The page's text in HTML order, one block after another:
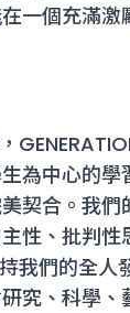
一個充滿激
為中心的學
契合。我們
性、批判性
我們的全人
究、科學、